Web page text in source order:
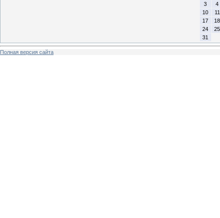
3
4
10
11
17
18
24
25
31
Полная версия сайта